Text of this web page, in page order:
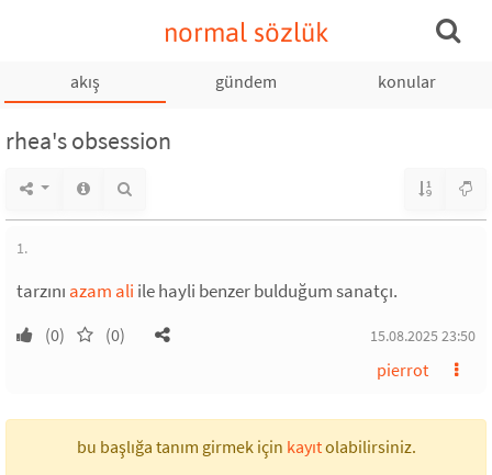
normal sözlük
akış gündem konular
rhea's obsession
1.
tarzını azam ali ile hayli benzer bulduğum sanatçı.
(0) (0) 15.08.2025 23:50
pierrot
bu başlığa tanım girmek için kayıtolabilirsiniz.